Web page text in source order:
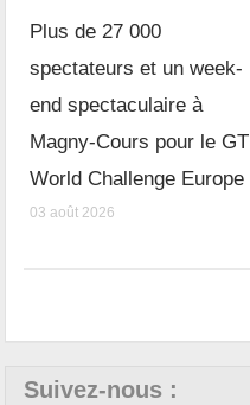
Plus de 27 000
spectateurs et un week-
end spectaculaire à
Magny-Cours pour le GT
World Challenge Europe
03 août 2026
Suivez-nous :